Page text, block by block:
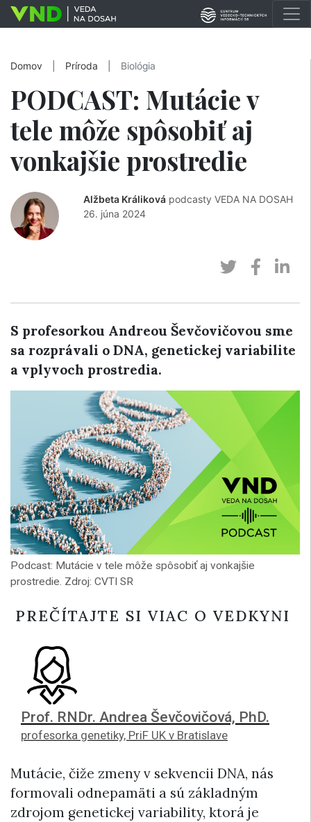
Domov Príroda Biológia
PODCAST: Mutácie v
tele môže spôsobiť aj
vonkajšie prostredie
Alžbeta Králiková podcasty VEDA NA DOSAH
26. júna 2024
S profesorkou Andreou Ševčovičovou sme
sa rozprávali o DNA, genetickej variabilite
a vplyvoch prostredia.
Podcast: Mutácie v tele môže spôsobiť aj vonkajšie
prostredie. Zdroj: CVTI SR
PREČÍTAJTE SI VIAC O VEDKYNI
Prof. RNDr. Andrea Ševčovičová, PhD.
profesorka genetiky, PriF UK v Bratislave
Mutácie, čiže zmeny v sekvencii DNA, nás
formovali odnepamäti a sú základným
zdrojom genetickej variability, ktorá je